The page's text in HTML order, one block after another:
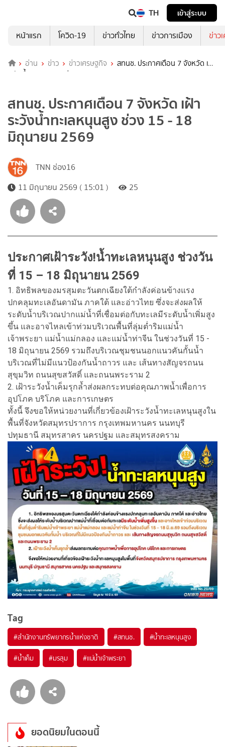
TH
เข้าสู่ระบบ
หน้าแรก
โควิด-19 ข่าวทั่วไทย ข่าวการเมือง ข่าว
อ่าน ข่าว ข่าวเศรษฐกิจ
สทนช. ประกาศเตือน 7 จังหวัด เฝ้า
ระวังน้ำทะเลหนุนสูง ช่วง 15 - 18 มิถุนายน 2569
สทนช. ประกาศเตือน 7 จังหวัด เฝ้า
ระวังน้ำทะเลหนุนสูง ช่วง 15 - 18
มิถุนายน 2569
TNN ช่อง16
11 มิถุนายน 2569 ( 15:01 )
25
ประกาศเฝ้าระวัง!น้ำทะเลหนุนสูง ช่วงวัน
ที่ 15 – 18 มิถุนายน 2569
1. อิทธิพลของมรสุมตะวันตกเฉียงใต้กำลังค่อนข้างแรง
ปกคลุมทะเลอันดามัน ภาคใต้ และอ่าวไทย ซึ่งจะส่งผลให้
ระดับน้ำบริเวณปากแม่น้ำที่เชื่อมต่อกับทะเลมีระดับน้ำเพิ่มสูง
ขึ้น และอาจไหลเข้าท่วมบริเวณพื้นที่ลุ่มต่ำริมแม่น้ำ
เจ้าพระยา แม่น้ำแม่กลอง และแม่น้ำท่าจีน ในช่วงวันที่ 15 -
18 มิถุนายน 2569 รวมถึงบริเวณชุมชนนอกแนวคันกั้นน้ำ
บริเวณที่ไม่มีแนวป้องกันน้ำถาวร และ เส้นทางสัญจรถนน
สุขุมวิท ถนนสุขสวัสดิ์ และถนนพระราม 2
2. เฝ้าระวังน้ำเค็มรุกล้ำส่งผลกระทบต่อคุณภาพน้ำเพื่อการ
อุปโภค บริโภค และการเกษตร
ทั้งนี้ จึงขอให้หน่วยงานที่เกี่ยวข้องเฝ้าระวังน้ำทะเลหนุนสูงใน
พื้นที่จังหวัดสมุทรปราการ กรุงเทพมหานคร นนทบุรี
ปทุมธานี สมุทรสาคร นครปฐม และสมุทรสงคราม
Tag
#สำนักงานทรัพยากรน้ำแห่งชาติ #สทนช. #น้ำทะเลหนุนสูง
#น้ำเค็ม #มรสุม #แม่น้ำเจ้าพระยา
ยอดนิยมในตอนนี้